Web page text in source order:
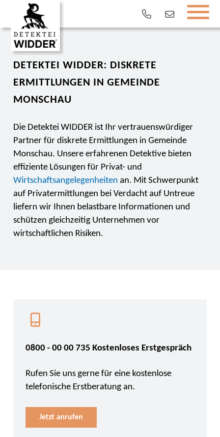
DETEKTEI WIDDER: DISKRETE
ERMITTLUNGEN IN GEMEINDE
MONSCHAU
Die Detektei WIDDER ist Ihr vertrauenswürdiger
Partner für diskrete Ermittlungen in Gemeinde
Monschau. Unsere erfahrenen Detektive bieten
effiziente Lösungen für Privat- und
Wirtschaftsangelegenheiten an. Mit Schwerpunkt
auf Privatermittlungen bei Verdacht auf Untreue
liefern wir Ihnen belastbare Informationen und
schützen gleichzeitig Unternehmen vor
wirtschaftlichen Risiken.
0800 - 00 00 735 Kostenloses Erstgespräch
Rufen Sie uns gerne für eine kostenlose
telefonische Erstberatung an.
Jetzt anrufen